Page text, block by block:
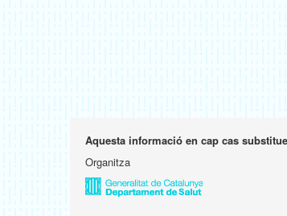
Aquesta informació en cap cas
Organitza